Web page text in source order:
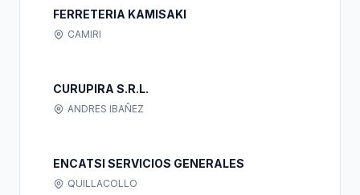
FERRETERIA KAMISAKI
CAMIRI
CURUPIRA S.R.L.
ANDRES IBAÑEZ
ENCATSI SERVICIOS GENERALES
QUILLACOLLO